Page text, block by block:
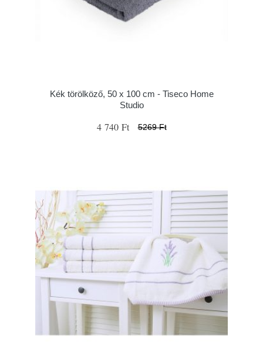
Kék törölköző, 50 x 100 cm - Tiseco Home
Studio
4 740 Ft 5269 Ft